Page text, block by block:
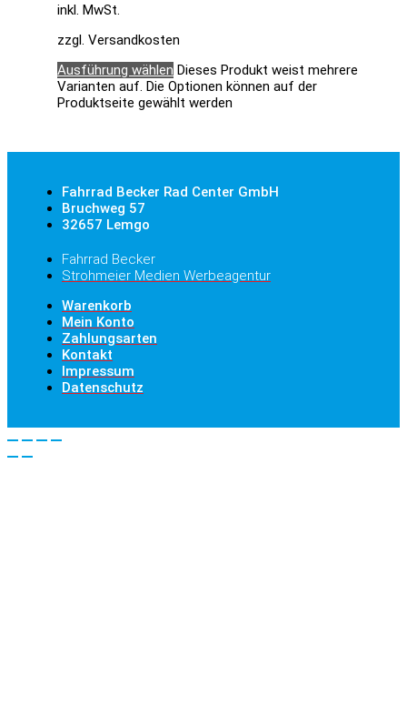
inkl. MwSt.
zzgl. Versandkosten
Ausführung wählen Dieses Produkt weist mehrere
Varianten auf. Die Optionen können auf der
Produktseite gewählt werden
Fahrrad Becker Rad Center GmbH
Bruchweg 57
32657 Lemgo
Fahrrad Becker
Strohmeier Medien Werbeagentur
Warenkorb
Mein Konto
Zahlungsarten
Kontakt
Impressum
Datenschutz